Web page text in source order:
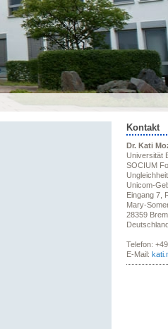
Kontakt
Dr. Kati
Universität
SOCIUM
Unicom-
Eingang 7,
Mary-
28359
Telefon:
E-Mail: